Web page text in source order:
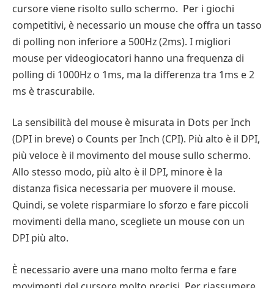
cursore viene risolto sullo schermo. Per i giochi
competitivi, è necessario un mouse che offra un tasso
di polling non inferiore a 500Hz (2ms). I migliori
mouse per videogiocatori hanno una frequenza di
polling di 1000Hz o 1ms, ma la differenza tra 1ms e 2
ms è trascurabile.
La sensibilità del mouse è misurata in Dots per Inch
(DPI in breve) o Counts per Inch (CPI). Più alto è il DPI,
più veloce è il movimento del mouse sullo schermo.
Allo stesso modo, più alto è il DPI, minore è la
distanza fisica necessaria per muovere il mouse.
Quindi, se volete risparmiare lo sforzo e fare piccoli
movimenti della mano, scegliete un mouse con un
DPI più alto.
È necessario avere una mano molto ferma e fare